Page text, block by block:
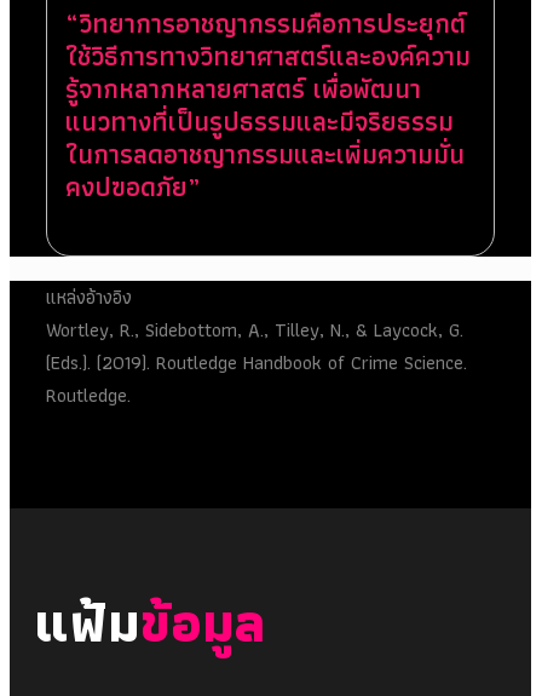
“วิทยาการอาชญากรรมคือการประยุกต์
ใช้วิธีการทางวิทยาศาสตร์และองค์ความ
รู้จากหลากหลายศาสตร์ เพื่อพัฒนา
แนวทางที่เป็นรูปธรรมและมีจริยธรรม
ในการลดอาชญากรรมและเพิ่มความมั่น
คงปฃอดภัย”
แหล่งอ้างอิง
Wortley, R., Sidebottom, A., Tilley, N., & Laycock, G.
(Eds.). (2019). Routledge Handbook of Crime Science.
Routledge.
แฟ้มข้อมูล